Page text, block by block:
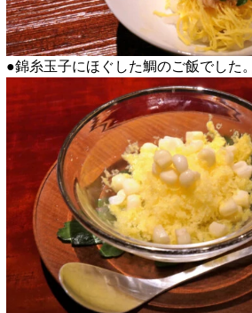
●錦糸玉子にほぐした鯛のご飯でした